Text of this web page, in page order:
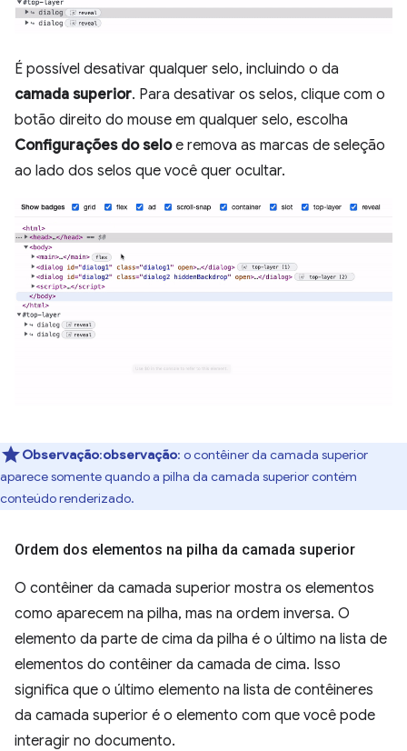
É possível desativar qualquer selo, incluindo o da
camada superior. Para desativar os selos, clique com o
botão direito do mouse em qualquer selo, escolha
Configurações do seloe remova as marcas de seleção
ao lado dos selos que você quer ocultar.
Observação:observação: o contêiner da camada superior
aparece somente quando a pilha da camada superior contém
conteúdo renderizado.
Ordem dos elementos na pilha da camada superior
O contêiner da camada superior mostra os elementos
como aparecem na pilha, mas na ordem inversa. O
elemento da parte de cima da pilha é o último na lista de
elementos do contêiner da camada de cima. Isso
significa que o último elemento na lista de contêineres
da camada superior é o elemento com que você pode
interagir no documento.